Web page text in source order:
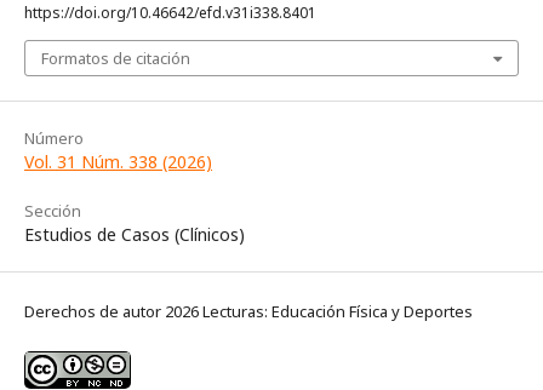
https://doi.org/10.46642/efd.v31i338.8401
Formatos de citación
Número
Vol. 31 Núm. 338 (2026)
Sección
Estudios de Casos (Clínicos)
Derechos de autor 2026 Lecturas: Educación Física y Deportes